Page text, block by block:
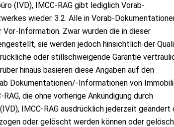
(IVD), IMCC-RAG gibt lediglich Vorab-
wieder. 3.2. Alle in Vorab-
Information. Zwar wurden die in dieser
sie werden jedoch hinsichtlich der
oder stillschweigende Garantie
hinaus basieren diese Angaben auf den
Dokumentationen/-Informationen von
die ohne vorherige Ankündigung durch
IMCC-RAG ausdrücklich jederzeit geändert
oder gelöscht werden können oder